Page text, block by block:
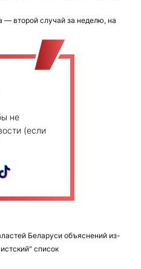
— второй случай за неделю, на
не
(если
Беларуси объяснений из-
список